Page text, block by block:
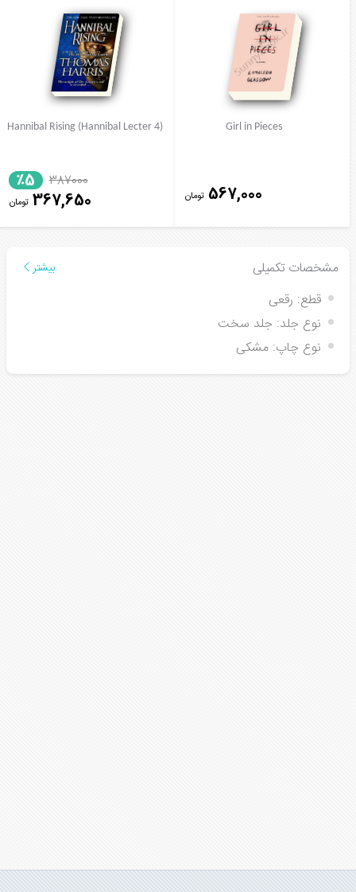
Girl in Pieces
567,000 تومان
Hannibal Rising (Hannibal Lecter 4)
387000
٪5
367,650 تومان
مشخصات تکمیلی بیشتر
قطع: رقعی
نوع جلد: جلد سخت
نوع چاپ: مشکی